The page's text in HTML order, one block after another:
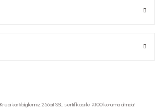
Kredi kartı bilgileriniz 256bit SSL sertifikası ile %100 koruma altında!